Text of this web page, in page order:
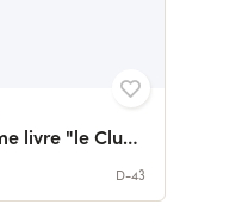
Prévente de mon 4éme livre "le Club de tricot de mémé Lulu"
D-43